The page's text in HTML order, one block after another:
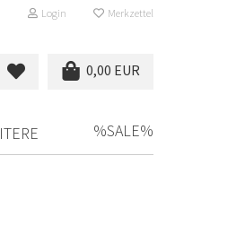
Login Merkzettel
0,00 EUR
%SALE%